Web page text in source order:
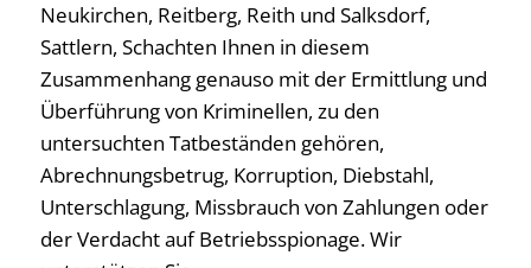
Neukirchen, Reitberg, Reith und Salksdorf,
Sattlern, Schachten Ihnen in diesem
Zusammenhang genauso mit der Ermittlung und
Überführung von Kriminellen, zu den
untersuchten Tatbeständen gehören,
Abrechnungsbetrug, Korruption, Diebstahl,
Unterschlagung, Missbrauch von Zahlungen oder
der Verdacht auf Betriebsspionage. Wir